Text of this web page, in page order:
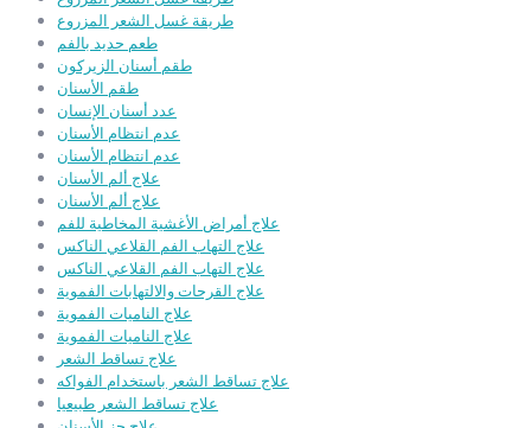
طريقة غسل الشعر المزروع
طعم حديد بالفم
طقم أسنان الزيركون
طقم الأسنان
عدد أسنان الإنسان
عدم انتظام الأسنان
عدم انتظام الأسنان
علاج ألم الأسنان
علاج ألم الأسنان
علاج أمراض الأغشية المخاطية للفم
علاج التهاب الفم القلاعي الناكس
علاج التهاب الفم القلاعي الناكس
علاج القرحات والالتهابات الفموية
علاج الناميات الفموية
علاج الناميات الفموية
علاج تساقط الشعر
علاج تساقط الشعر باستخدام الفواكه
علاج تساقط الشعر طبيعيا